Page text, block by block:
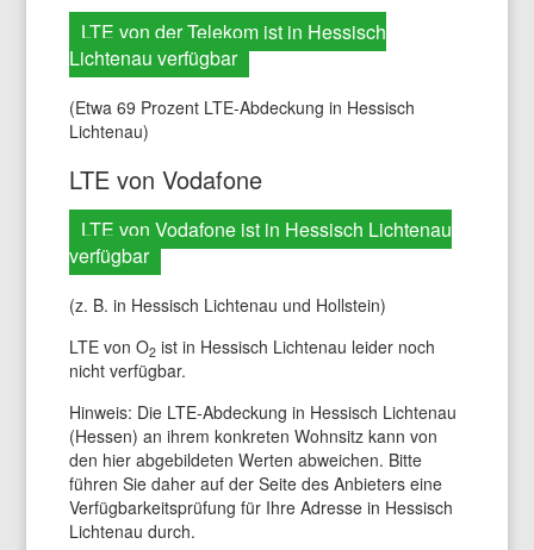
LTE von der Telekom ist in Hessisch
Lichtenau verfügbar
(Etwa 69 Prozent LTE-Abdeckung in Hessisch
Lichtenau)
LTE von Vodafone
LTE von Vodafone ist in Hessisch Lichtenau
verfügbar
(z. B. in Hessisch Lichtenau und Hollstein)
LTE von O2ist in Hessisch Lichtenau leider noch
nicht verfügbar.
Hinweis: Die LTE-Abdeckung in Hessisch Lichtenau
(Hessen) an ihrem konkreten Wohnsitz kann von
den hier abgebildeten Werten abweichen. Bitte
führen Sie daher auf der Seite des Anbieters eine
Verfügbarkeitsprüfung für Ihre Adresse in Hessisch
Lichtenau durch.